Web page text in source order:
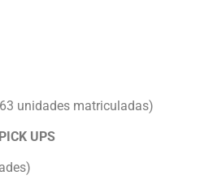
unidades matriculadas)
UPS